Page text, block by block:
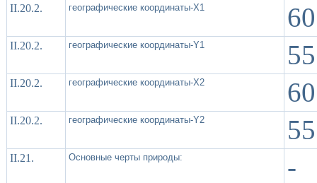
II.20.2. географические координаты-X1
II.20.2. географические координаты-Y1
II.20.2. географические координаты-X2
II.20.2. географические координаты-Y2
II.21. Основные черты природы: -